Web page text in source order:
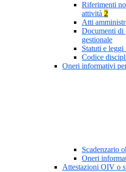
Riferimenti
attività 2
Atti
Documenti di
gestionale
Statuti e leggi
Codice
Oneri informativi
Scadenzario
Oneri
Attestazioni OIV o